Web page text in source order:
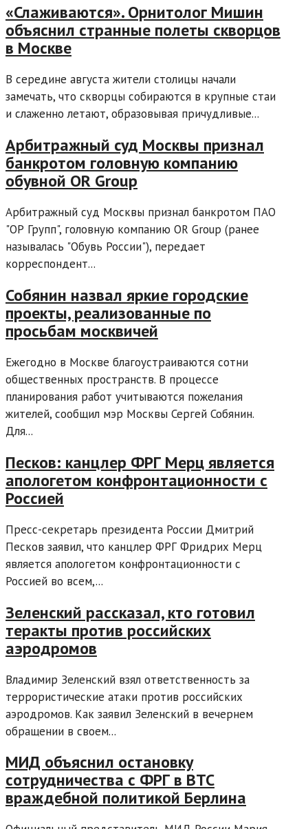
«Слаживаются». Орнитолог Мишин
объяснил странные полеты скворцов
в Москве
В середине августа жители столицы начали
замечать, что скворцы собираются в крупные стаи
и слаженно летают, образовывая причудливые...
Арбитражный суд Москвы признал
банкротом головную компанию
обувной OR Group
Арбитражный суд Москвы признал банкротом ПАО
"ОР Групп", головную компанию OR Group (ранее
называлась "Обувь России"), передает
корреспондент...
Собянин назвал яркие городские
проекты, реализованные по
просьбам москвичей
Ежегодно в Москве благоустраиваются сотни
общественных пространств. В процессе
планирования работ учитываются пожелания
жителей, сообщил мэр Москвы Сергей Собянин.
Для...
Песков: канцлер ФРГ Мерц является
апологетом конфронтационности с
Россией
Пресс-секретарь президента России Дмитрий
Песков заявил, что канцлер ФРГ Фридрих Мерц
является апологетом конфронтационности с
Россией во всем,...
Зеленский рассказал, кто готовил
теракты против российских
аэродромов
Владимир Зеленский взял ответственность за
террористические атаки против российских
аэродромов. Как заявил Зеленский в вечернем
обращении в своем...
МИД объяснил остановку
сотрудничества с ФРГ в ВТС
враждебной политикой Берлина